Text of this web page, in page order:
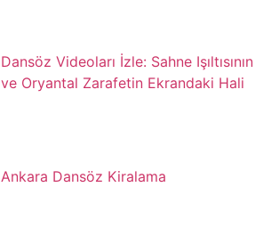
Dansöz Videoları İzle: Sahne Işıltısının
ve Oryantal Zarafetin Ekrandaki Hali
Ankara Dansöz Kiralama